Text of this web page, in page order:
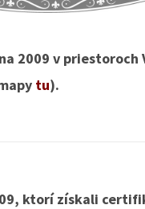
2009 v
tu).
ktorí získali